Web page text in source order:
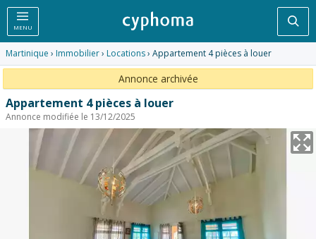
MENU
Martinique › Immobilier› Locations› Appartement 4 pièces à louer
Annonce archivée
Appartement 4 pièces à louer
Annonce modifiée le 13/12/2025